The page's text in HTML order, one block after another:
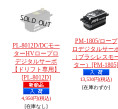
PL-8012D/DCモー
ターHVロープロ
デジタルサーボ
【ドリフト専用】
[PL-8012D]
4,950円(税込)
[在庫なし]
PM-1805/ロープ
ロデジタルサー
（ブラシレスモ
ター） [PM-1805]
13,530円(税込)
[在庫わずか]